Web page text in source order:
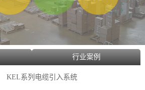
行业案例
KEL系列电缆引入系统